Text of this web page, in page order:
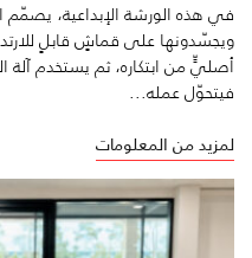
في هذه الورشة الإبداعية، يصمّم
ويجسّدونها على قماشٍ قابلٍ
أصليٍّ من ابتكاره، ثم يستخدم آلة
فيتحوّل عمله...
لمزيد من المعلومات